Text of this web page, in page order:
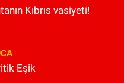
Kıbrıs vasiyeti!
Eşik